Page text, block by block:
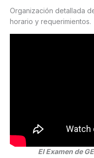
Organización detallada
horario y requerimientos.
El Examen de